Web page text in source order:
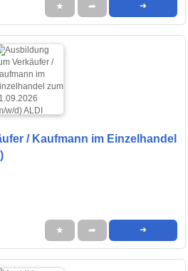
★ ➦ ➜
/ Kaufmann im Einzelhandel
★ ➦ ➜